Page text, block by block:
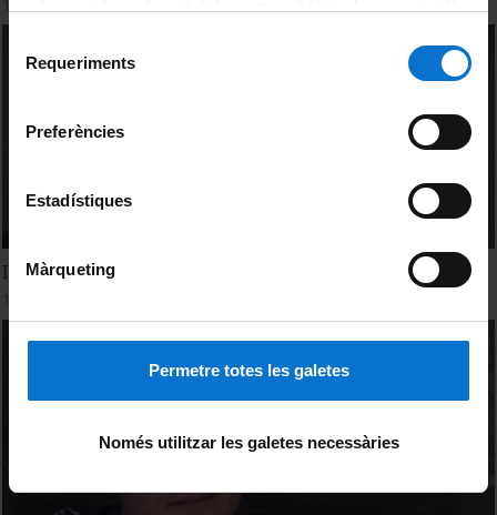
consultar laPolítica de galetes del lloc web de la
Requeriments
Preferències
Estadístiques
Màrqueting
Permetre totes les galetes
Només utilitzar les galetes necessàries
Ingrid